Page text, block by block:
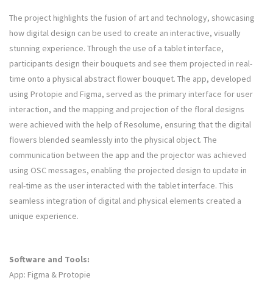
The project highlights the fusion of art and technology, showcasing
how digital design can be used to create an interactive, visually
stunning experience. Through the use of a tablet interface,
participants design their bouquets and see them projected in real-
time onto a physical abstract flower bouquet. The app, developed
using Protopie and Figma, served as the primary interface for user
interaction, and the mapping and projection of the floral designs
were achieved with the help of Resolume, ensuring that the digital
flowers blended seamlessly into the physical object. The
communication between the app and the projector was achieved
using OSC messages, enabling the projected design to update in
real-time as the user interacted with the tablet interface. This
seamless integration of digital and physical elements created a
unique experience.
Software and Tools:
App: Figma & Protopie